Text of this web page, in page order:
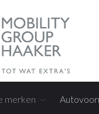
merken